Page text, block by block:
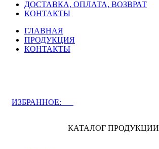
ДОСТАВКА, ОПЛАТА, ВОЗВРАТ
КОНТАКТЫ
ГЛАВНАЯ
ПРОДУКЦИЯ
КОНТАКТЫ
ИЗБРАННОЕ:
КАТАЛОГ ПРОДУКЦИИ